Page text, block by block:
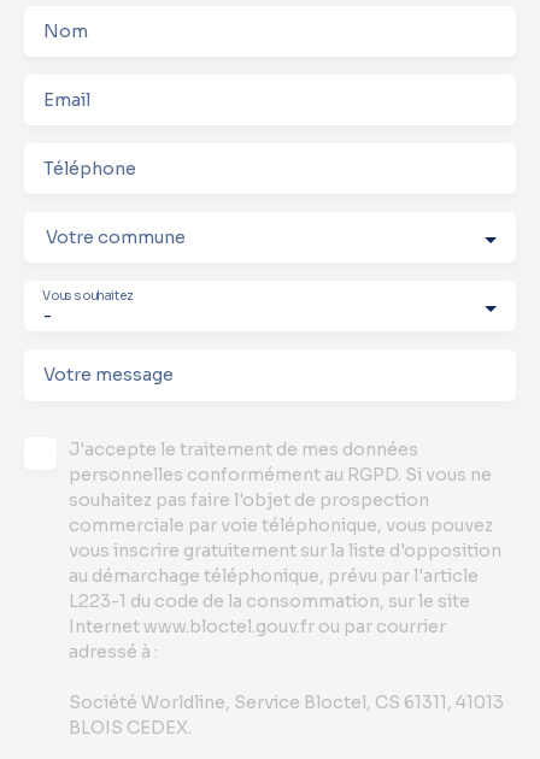
Nom
Email
Téléphone
Votre commune
-
Vous souhaitez
Votre message
J'accepte le traitement de mes données
personnelles conformément au RGPD. Si vous ne
souhaitez pas faire l'objet de prospection
commerciale par voie téléphonique, vous pouvez
vous inscrire gratuitement sur la liste d'opposition
au démarchage téléphonique, prévu par l'article
L223-1 du code de la consommation, sur le site
Internet www.bloctel.gouv.fr ou par courrier
adressé à :
Société Worldline, Service Bloctel, CS 61311, 41013
BLOIS CEDEX.